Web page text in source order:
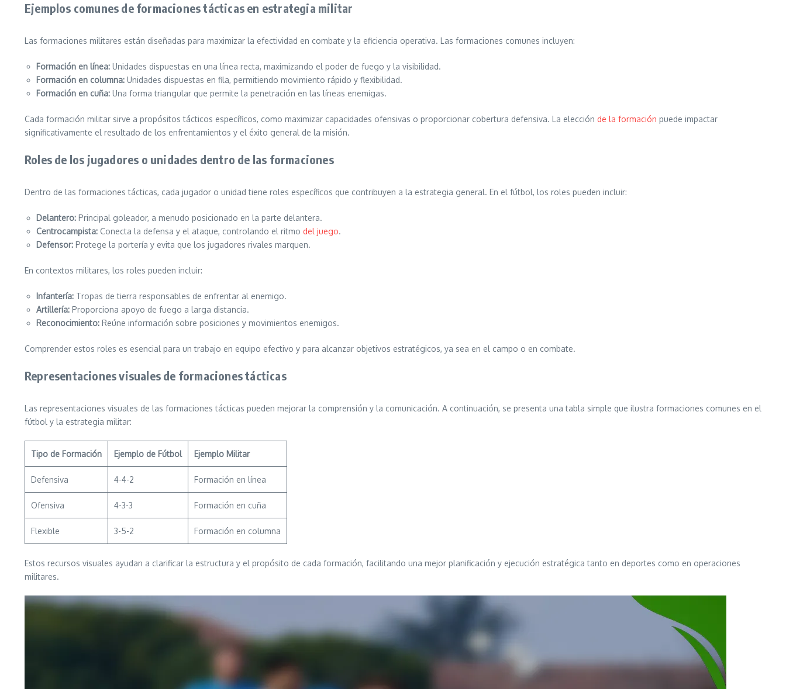
Ejemplos comunes de formaciones tácticas en estrategia militar
Las formaciones militares están diseñadas para maximizar la efectividad en combate y la eficiencia operativa. Las formaciones comunes incluyen:
Formación en línea: Unidades dispuestas en una línea recta, maximizando el poder de fuego y la visibilidad.
Formación en columna: Unidades dispuestas en fila, permitiendo movimiento rápido y flexibilidad.
Formación en cuña: Una forma triangular que permite la penetración en las líneas enemigas.
Cada formación militar sirve a propósitos tácticos específicos, como maximizar capacidades ofensivas o proporcionar cobertura defensiva. La elección de la formación puede impactar
significativamente el resultado de los enfrentamientos y el éxito general de la misión.
Roles de los jugadores o unidades dentro de las formaciones
Dentro de las formaciones tácticas, cada jugador o unidad tiene roles específicos que contribuyen a la estrategia general. En el fútbol, los roles pueden incluir:
Delantero: Principal goleador, a menudo posicionado en la parte delantera.
Centrocampista: Conecta la defensa y el ataque, controlando el ritmo del juego.
Defensor: Protege la portería y evita que los jugadores rivales marquen.
En contextos militares, los roles pueden incluir:
Infantería: Tropas de tierra responsables de enfrentar al enemigo.
Artillería: Proporciona apoyo de fuego a larga distancia.
Reconocimiento: Reúne información sobre posiciones y movimientos enemigos.
Comprender estos roles es esencial para un trabajo en equipo efectivo y para alcanzar objetivos estratégicos, ya sea en el campo o en combate.
Representaciones visuales de formaciones tácticas
Las representaciones visuales de las formaciones tácticas pueden mejorar la comprensión y la comunicación. A continuación, se presenta una tabla simple que ilustra formaciones comunes en el
fútbol y la estrategia militar:
Tipo de Formación Ejemplo de Fútbol Ejemplo Militar
Defensiva 4-4-2 Formación en línea
Ofensiva 4-3-3 Formación en cuña
Flexible 3-5-2 Formación en columna
Estos recursos visuales ayudan a clarificar la estructura y el propósito de cada formación, facilitando una mejor planificación y ejecución estratégica tanto en deportes como en operaciones
militares.